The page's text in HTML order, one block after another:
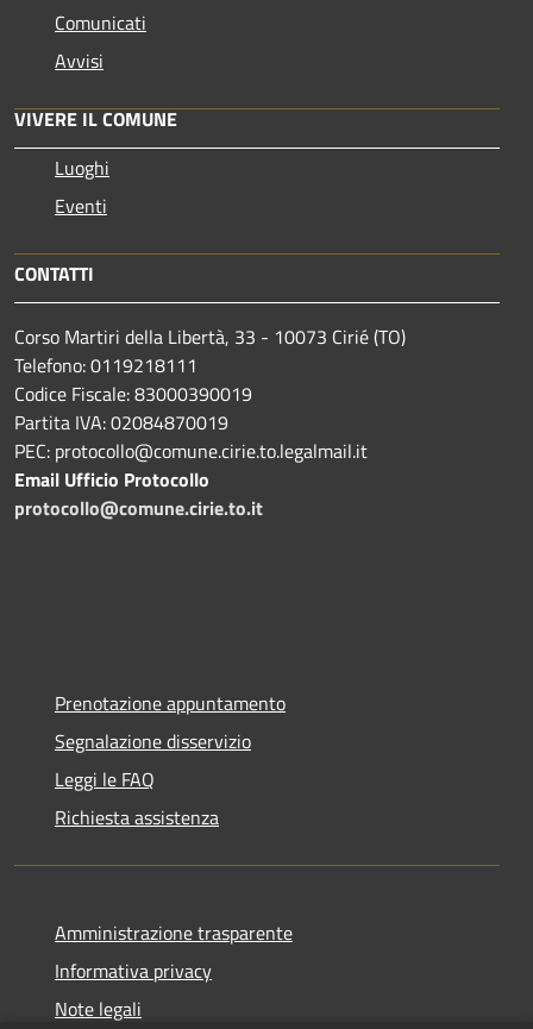
Comunicati
Avvisi
VIVERE IL COMUNE
Luoghi
Eventi
CONTATTI
Corso Martiri della Libertà, 33 - 10073 Cirié (TO)
Telefono: 0119218111
Codice Fiscale: 83000390019
Partita IVA: 02084870019
PEC: protocollo@comune.cirie.to.legalmail.it
Email Ufficio Protocollo
protocollo@comune.cirie.to.it
Prenotazione appuntamento
Segnalazione disservizio
Leggi le FAQ
Richiesta assistenza
Amministrazione trasparente
Informativa privacy
Note legali